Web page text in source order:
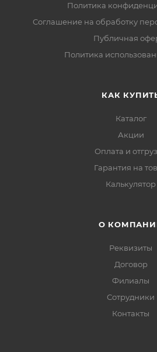
Политика
Соглашение на обработку
Публичная
Политика
КАК
Каталог
Акции
Оплата и
Гарантия на
Калькулятор
О
Реквизиты
Договор
Филиалы
Сотрудники
Контакты